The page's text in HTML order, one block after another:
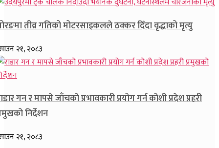
तीव्र गतिको मोटरसाइकलले ठक्कर दिँदा वृद्धाको मृत्यु
२१, २०८३
गन र मापसे जाँचको प्रभावकारी प्रयोग गर्न कोशी प्रदेश प्रहरी
निर्देशन
२१, २०८३